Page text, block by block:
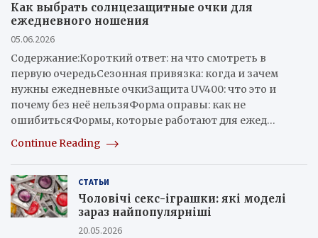
Как выбрать солнцезащитные очки для
ежедневного ношения
05.06.2026
Содержание:Короткий ответ: на что смотреть в
первую очередьСезонная привязка: когда и зачем
нужны ежедневные очкиЗащита UV400: что это и
почему без неё нельзяФорма оправы: как не
ошибитьсяФормы, которые работают для ежед…
Continue Reading
СТАТЬИ
Чоловічі секс-іграшки: які моделі
зараз найпопулярніші
20.05.2026